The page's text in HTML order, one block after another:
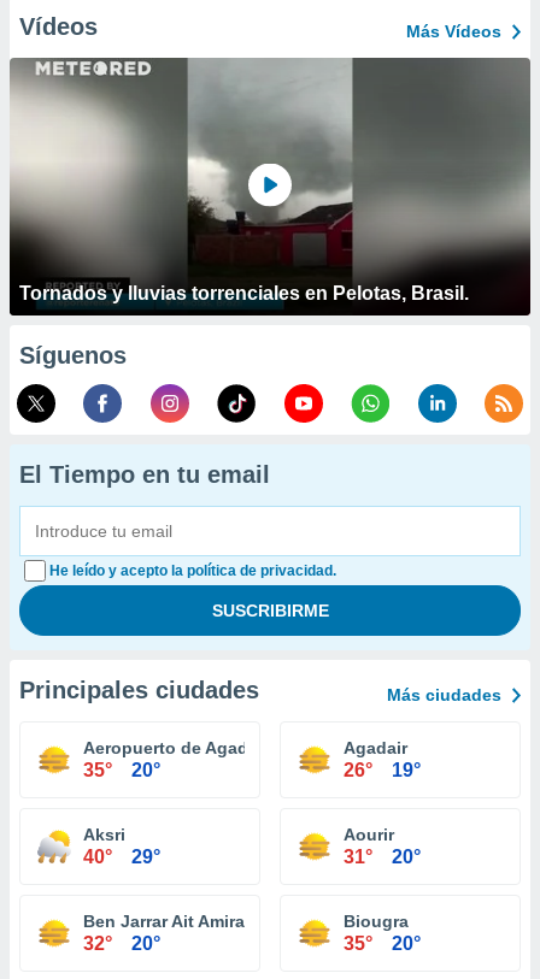
Vídeos Más Vídeos
Tornados y lluvias torrenciales en Pelotas, Brasil.
Síguenos
El Tiempo en tu email
He leído y acepto la política de privacidad.
Principales ciudades Más ciudades
Aeropuerto de Agadir - Al Massira
35° 20°
Agadair
26° 19°
Aksri
40° 29°
Aourir
31° 20°
Ben Jarrar Ait Amira
32° 20°
Biougra
35° 20°